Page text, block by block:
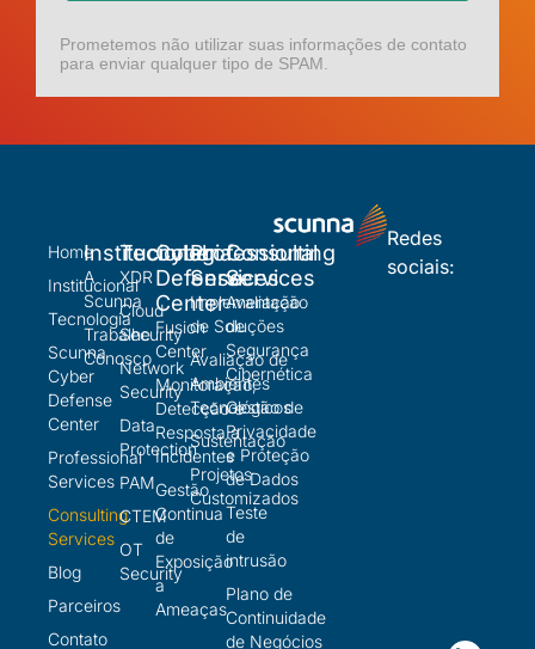
Prometemos não utilizar suas informações de contato
para enviar qualquer tipo de SPAM.
Redes
sociais:
Home
Institucional
Tecnologia
Scunna
Cyber
Defense
Center
Professional
Services
Consulting
Services
Blog
Parceiros
Contato
Institucional
A
Scunna
Trabalhe
Conosco
Tecnologia
XDR
Cloud
Security
Network
Security
Data
Protection
PAM
CTEM
OT
Security
Cyber
Defense
Center
Fusion
Center
Monitoração,
Detecção e
Resposta a
Incidentes
Gestão
Continua
de
Exposição
a
Ameaças
Professional
Services
Implementação
de Soluções
Avaliação de
Ambientes
Tecnológicos
Sustentação
Projetos
Customizados
Consulting
Services
Avaliação
de
Segurança
Cibernética
Gestão de
Privacidade
e Proteção
de Dados
Teste
de
intrusão
Plano de
Continuidade
de Negócios